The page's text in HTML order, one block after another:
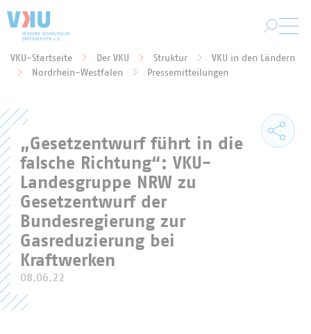
Sie befinden sich hier:
VKU-Startseite Der VKU Struktur
VKU in den Ländern
Nordrhein-Westfalen
Pressemitteilungen
„Gesetzentwurf führt in die
falsche Richtung“: VKU-
Landesgruppe NRW zu
Gesetzentwurf der
Bundesregierung zur
Gasreduzierung bei
Kraftwerken
08.06.22